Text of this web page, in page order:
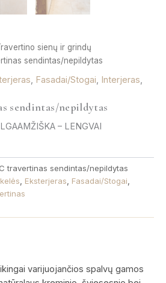
sienų ir grindų
sendintas/nepildytas
, Fasadai/Stogai, Interjeras,
sendintas/nepildytas
– LENGVAI
travertinas sendintas/nepildytas
Eksterjeras Fasadai/Stogai
varijuojančios spalvų gamos